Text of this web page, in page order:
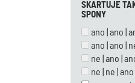
SKARTUJE
SPONY
ano | ano |
ano | ano |
ne | ano |
ne | ne | ano